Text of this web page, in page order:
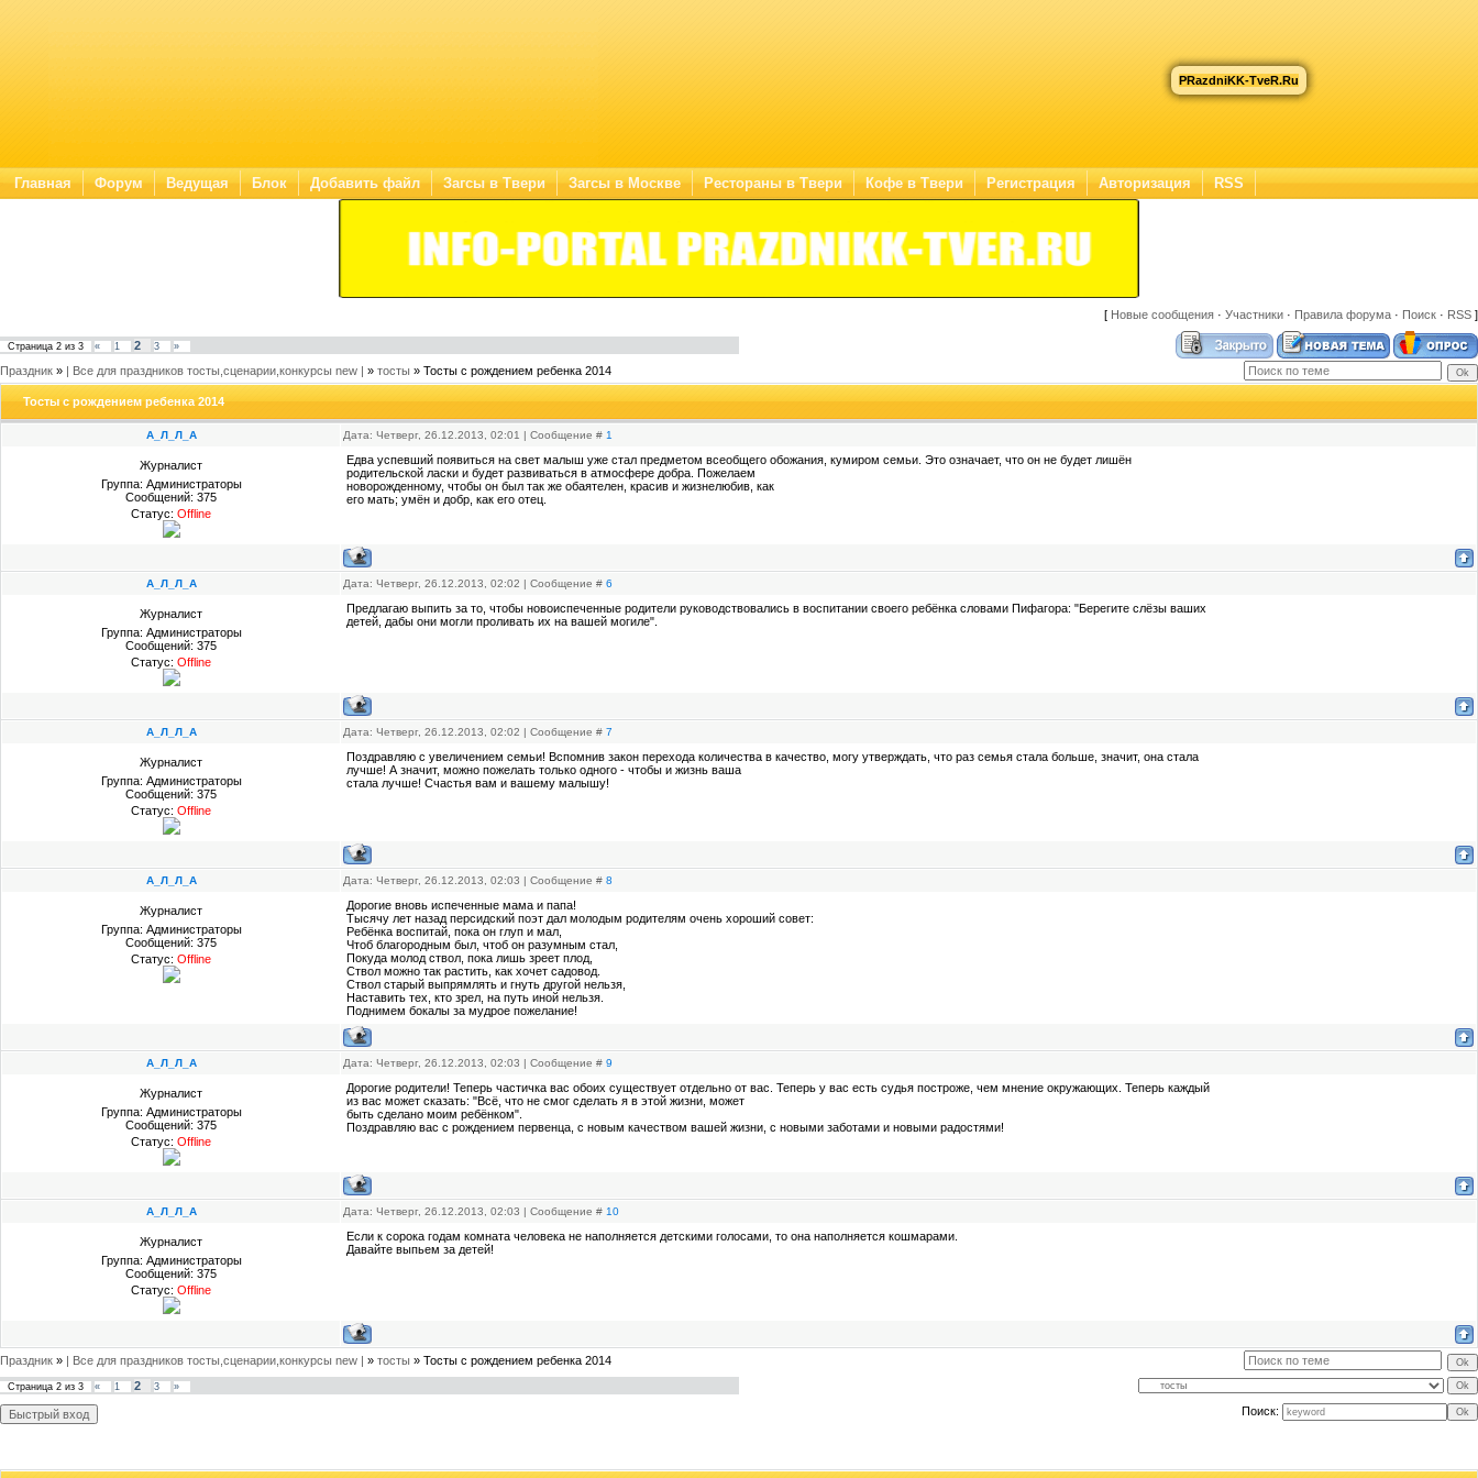
PRazdniKK-TveR.Ru
Главная Форум Ведущая Блок Добавить файл Загсы в Твери Загсы в Москве Рестораны в Твери Кофе в Твери Регистрация Авторизация RSS
[ Новые сообщения · Участники · Правила форума · Поиск · RSS ]
Страница 2 из 3 « 1 2 3 »
Праздник » | Все для праздников тосты,сценарии,конкурсы new | » тосты » Тосты с рождением ребенка 2014
Тосты с рождением ребенка 2014
А_Л_Л_А Дата: Четверг, 26.12.2013, 02:01 | Сообщение # 1
Журналист
Группа: Администраторы
Сообщений: 375
Статус: Offline
Едва успевший появиться на свет малыш уже стал предметом всеобщего обожания, кумиром семьи. Это означает, что он не будет лишён
родительской ласки и будет развиваться в атмосфере добра. Пожелаем
новорожденному, чтобы он был так же обаятелен, красив и жизнелюбив, как
его мать; умён и добр, как его отец.
А_Л_Л_А Дата: Четверг, 26.12.2013, 02:02 | Сообщение # 6
Журналист
Группа: Администраторы
Сообщений: 375
Статус: Offline
Предлагаю выпить за то, чтобы новоиспеченные родители руководствовались в воспитании своего ребёнка словами Пифагора: "Берегите слёзы ваших
детей, дабы они могли проливать их на вашей могиле".
А_Л_Л_А Дата: Четверг, 26.12.2013, 02:02 | Сообщение # 7
Журналист
Группа: Администраторы
Сообщений: 375
Статус: Offline
Поздравляю с увеличением семьи! Вспомнив закон перехода количества в качество, могу утверждать, что раз семья стала больше, значит, она стала
лучше! А значит, можно пожелать только одного - чтобы и жизнь ваша
стала лучше! Счастья вам и вашему малышу!
А_Л_Л_А Дата: Четверг, 26.12.2013, 02:03 | Сообщение # 8
Журналист
Группа: Администраторы
Сообщений: 375
Статус: Offline
Дорогие вновь испеченные мама и папа!
Тысячу лет назад персидский поэт дал молодым родителям очень хороший совет:
Ребёнка воспитай, пока он глуп и мал,
Чтоб благородным был, чтоб он разумным стал,
Покуда молод ствол, пока лишь зреет плод,
Ствол можно так растить, как хочет садовод.
Ствол старый выпрямлять и гнуть другой нельзя,
Наставить тех, кто зрел, на путь иной нельзя.
Поднимем бокалы за мудрое пожелание!
А_Л_Л_А Дата: Четверг, 26.12.2013, 02:03 | Сообщение # 9
Журналист
Группа: Администраторы
Сообщений: 375
Статус: Offline
Дорогие родители! Теперь частичка вас обоих существует отдельно от вас. Теперь у вас есть судья построже, чем мнение окружающих. Теперь каждый
из вас может сказать: "Всё, что не смог сделать я в этой жизни, может
быть сделано моим ребёнком".
Поздравляю вас с рождением первенца, с новым качеством вашей жизни, с новыми заботами и новыми радостями!
А_Л_Л_А Дата: Четверг, 26.12.2013, 02:03 | Сообщение # 10
Журналист
Группа: Администраторы
Сообщений: 375
Статус: Offline
Если к сорока годам комната человека не наполняется детскими голосами, то она наполняется кошмарами.
Давайте выпьем за детей!
Праздник » | Все для праздников тосты,сценарии,конкурсы new | » тосты » Тосты с рождением ребенка 2014
Страница 2 из 3 « 1 2 3 »
Поиск: